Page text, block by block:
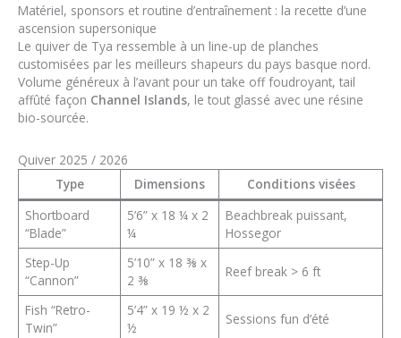
Matériel, sponsors et routine d’entraînement : la recette d’une
ascension supersonique
Le quiver de Tya ressemble à un line-up de planches
customisées par les meilleurs shapeurs du pays basque nord.
Volume généreux à l’avant pour un take off foudroyant, tail
affûté façon Channel Islands, le tout glassé avec une résine
bio-sourcée.
Quiver 2025 / 2026
Type
Dimensions
Conditions visées
Shortboard
“Blade”
5’6” x 18 ¼ x 2
¼
Beachbreak puissant,
Hossegor
Step-Up
“Cannon”
5’10” x 18 ⅜ x
2 ⅜
Reef break > 6 ft
Fish “Retro-
Twin”
5’4” x 19 ½ x 2
½
Sessions fun d’été